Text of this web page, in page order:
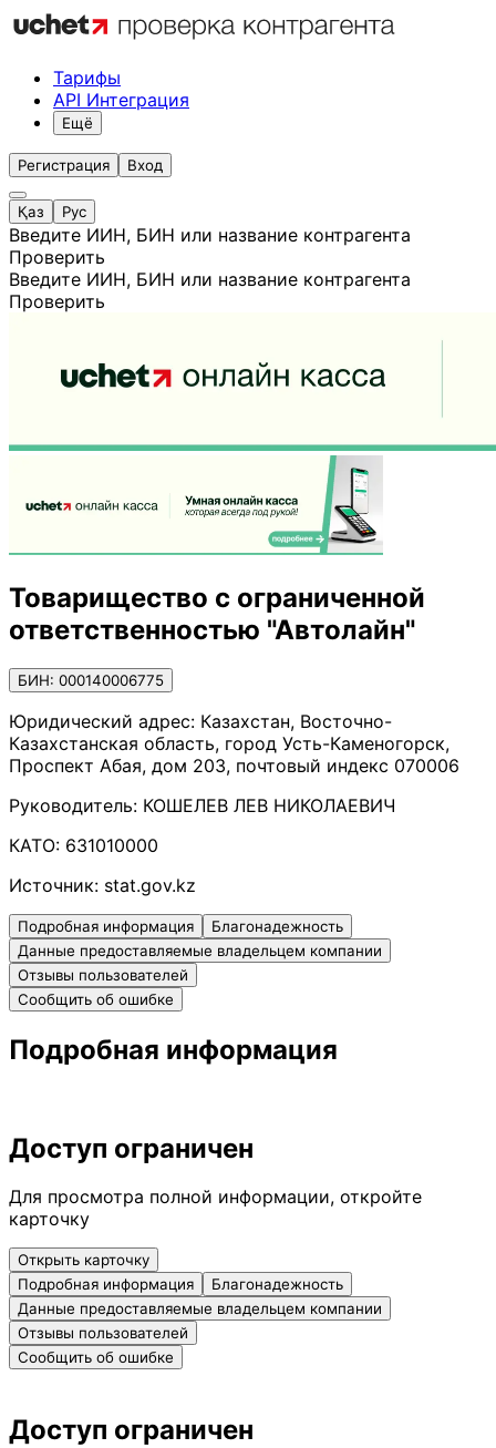
Тарифы
API Интеграция
Ещё
Регистрация Вход
Қаз Рус
Введите ИИН, БИН или название контрагента
Проверить
Введите ИИН, БИН или название контрагента
Проверить
Товарищество с ограниченной
ответственностью "Автолайн"
БИН: 000140006775
Юридический адрес: Казахстан, Восточно-
Казахстанская область, город Усть-Каменогорск,
Проспект Абая, дом 203, почтовый индекс 070006
Руководитель: КОШЕЛЕВ ЛЕВ НИКОЛАЕВИЧ
КАТО: 631010000
Источник: stat.gov.kz
Подробная информация
Благонадежность
Данные предоставляемые владельцем компании
Отзывы пользователей
Сообщить об ошибке
Подробная информация
Доступ ограничен
Для просмотра полной информации, откройте
карточку
Открыть карточку
Подробная информация
Благонадежность
Данные предоставляемые владельцем компании
Отзывы пользователей
Сообщить об ошибке
Доступ ограничен